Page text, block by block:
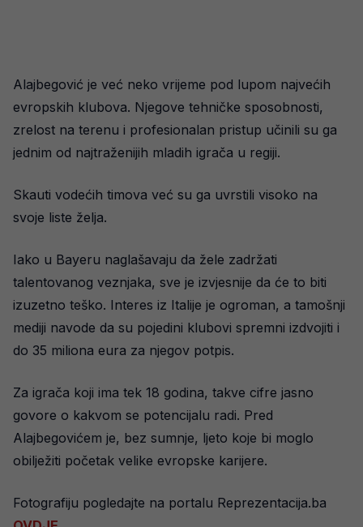
Alajbegović je već neko vrijeme pod lupom najvećih
evropskih klubova. Njegove tehničke sposobnosti,
zrelost na terenu i profesionalan pristup učinili su ga
jednim od najtraženijih mladih igrača u regiji.
Skauti vodećih timova već su ga uvrstili visoko na
svoje liste želja.
Iako u Bayeru naglašavaju da žele zadržati
talentovanog veznjaka, sve je izvjesnije da će to biti
izuzetno teško. Interes iz Italije je ogroman, a tamošnji
mediji navode da su pojedini klubovi spremni izdvojiti i
do 35 miliona eura za njegov potpis.
Za igrača koji ima tek 18 godina, takve cifre jasno
govore o kakvom se potencijalu radi. Pred
Alajbegovićem je, bez sumnje, ljeto koje bi moglo
obilježiti početak velike evropske karijere.
Fotografiju pogledajte na portalu Reprezentacija.ba